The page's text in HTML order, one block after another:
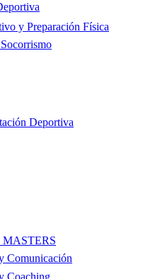
y Preparación Física
Deportiva
Comunicación
Coaching